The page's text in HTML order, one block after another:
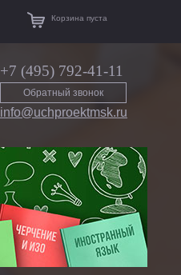
Корзина пуста
+7 (495) 792-41-11
Обратный звонок
info@uchproektmsk.ru